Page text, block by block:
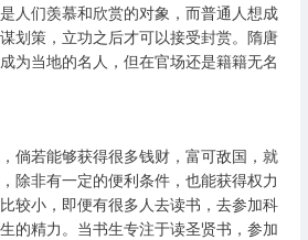
人们羡慕和欣赏的对象，而普通人想成
划策，立功之后才可以接受封赏。隋唐
为当地的名人，但在官场还是籍籍无名
倘若能够获得很多钱财，富可敌国，就
除非有一定的便利条件，也能获得权力
较小，即便有很多人去读书，去参加科
的精力。当书生专注于读圣贤书，参加